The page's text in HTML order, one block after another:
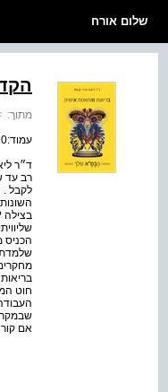
שלום אורח
מתוך:
עמוד:10
רב עד
לקבל .
בצילה
הכניס
חוט
אם